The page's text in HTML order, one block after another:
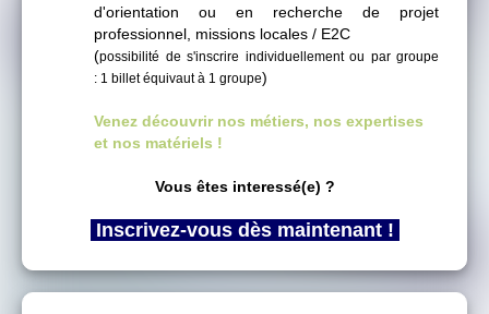
d'orientation ou en recherche de projet
professionnel, missions locales / E2C
(possibilité de s'inscrire individuellement ou par groupe
: 1 billet équivaut à 1 groupe)
Venez découvrir nos métiers, nos expertises
et nos matériels !
Vous êtes interessé(e) ?
Inscrivez-vous dès maintenant !